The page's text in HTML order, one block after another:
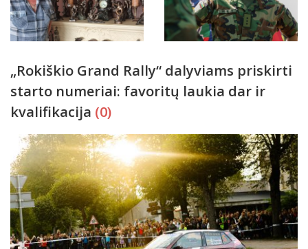
„Rokiškio Grand Rally“ dalyviams priskirti
starto numeriai: favoritų laukia dar ir
kvalifikacija (0)